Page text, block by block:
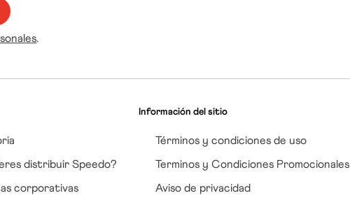
.
distribuir Speedo?
corporativas
Información del sitio
Términos y condiciones de uso
Terminos y Condiciones Promocionales
Aviso de privacidad